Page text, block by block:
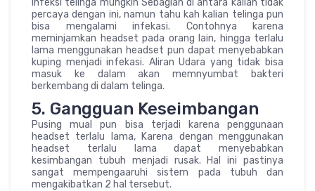
Infeksi telinga mungkin Sebagian di antara kalian tidak
percaya dengan ini, namun tahu kah kalian telinga pun
bisa mengalami infekasi. Contohnya karena
meminjamkan headset pada orang lain, hingga terlalu
lama menggunakan headset pun dapat menyebabkan
kuping menjadi infekasi. Aliran Udara yang tidak bisa
masuk ke dalam akan memnyumbat bakteri
berkembang di dalam telinga.
5. Gangguan Keseimbangan
Pusing mual pun bisa terjadi karena penggunaan
headset terlalu lama, Karena dengan menggunakan
headset terlalu lama dapat menyebabkan
kesimbangan tubuh menjadi rusak. Hal ini pastinya
sangat mempengaaruhi sistem pada tubuh dan
mengakibatkan 2 hal tersebut.